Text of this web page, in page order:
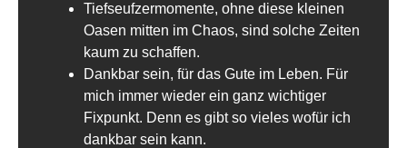
Tiefseufzermomente, ohne diese kleinen
Oasen mitten im Chaos, sind solche Zeiten
kaum zu schaffen.
Dankbar sein, für das Gute im Leben. Für
mich immer wieder ein ganz wichtiger
Fixpunkt. Denn es gibt so vieles wofür ich
dankbar sein kann.